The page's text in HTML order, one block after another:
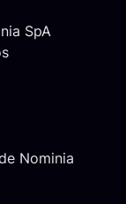
SpA
Nominia